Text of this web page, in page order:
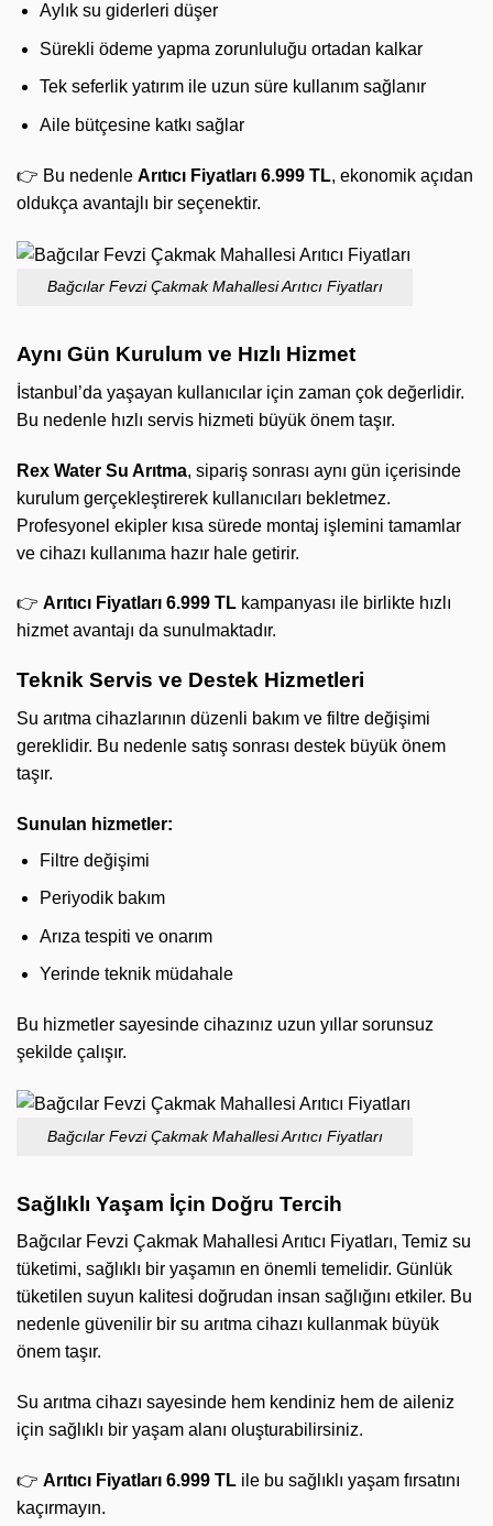
Aylık su giderleri düşer
Sürekli ödeme yapma zorunluluğu ortadan kalkar
Tek seferlik yatırım ile uzun süre kullanım sağlanır
Aile bütçesine katkı sağlar
👉 Bu nedenle Arıtıcı Fiyatları 6.999 TL, ekonomik açıdan
oldukça avantajlı bir seçenektir.
Bağcılar Fevzi Çakmak Mahallesi Arıtıcı Fiyatları
Aynı Gün Kurulum ve Hızlı Hizmet
İstanbul’da yaşayan kullanıcılar için zaman çok değerlidir.
Bu nedenle hızlı servis hizmeti büyük önem taşır.
Rex Water Su Arıtma, sipariş sonrası aynı gün içerisinde
kurulum gerçekleştirerek kullanıcıları bekletmez.
Profesyonel ekipler kısa sürede montaj işlemini tamamlar
ve cihazı kullanıma hazır hale getirir.
👉 Arıtıcı Fiyatları 6.999 TL kampanyası ile birlikte hızlı
hizmet avantajı da sunulmaktadır.
Teknik Servis ve Destek Hizmetleri
Su arıtma cihazlarının düzenli bakım ve filtre değişimi
gereklidir. Bu nedenle satış sonrası destek büyük önem
taşır.
Sunulan hizmetler:
Filtre değişimi
Periyodik bakım
Arıza tespiti ve onarım
Yerinde teknik müdahale
Bu hizmetler sayesinde cihazınız uzun yıllar sorunsuz
şekilde çalışır.
Bağcılar Fevzi Çakmak Mahallesi Arıtıcı Fiyatları
Sağlıklı Yaşam İçin Doğru Tercih
Bağcılar Fevzi Çakmak Mahallesi Arıtıcı Fiyatları, Temiz su
tüketimi, sağlıklı bir yaşamın en önemli temelidir. Günlük
tüketilen suyun kalitesi doğrudan insan sağlığını etkiler. Bu
nedenle güvenilir bir su arıtma cihazı kullanmak büyük
önem taşır.
Su arıtma cihazı sayesinde hem kendiniz hem de aileniz
için sağlıklı bir yaşam alanı oluşturabilirsiniz.
👉 Arıtıcı Fiyatları 6.999 TL ile bu sağlıklı yaşam fırsatını
kaçırmayın.